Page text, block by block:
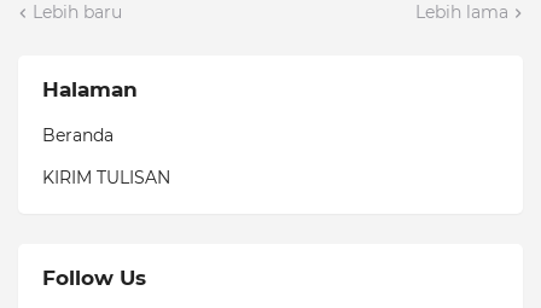
Lebih baru Lebih lama
Halaman
Beranda
KIRIM TULISAN
Follow Us